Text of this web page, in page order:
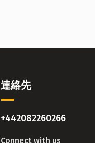
連絡先
+442082260266
Connect with us